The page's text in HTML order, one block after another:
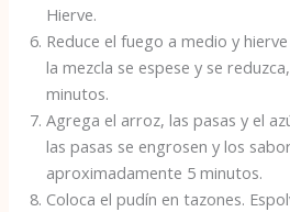
Hierve.
Reduce el fuego a medio y
la mezcla se espese y se
minutos.
Agrega el arroz, las pasas y el
las pasas se engrosen y los
aproximadamente 5 minutos.
Coloca el pudín en tazones.